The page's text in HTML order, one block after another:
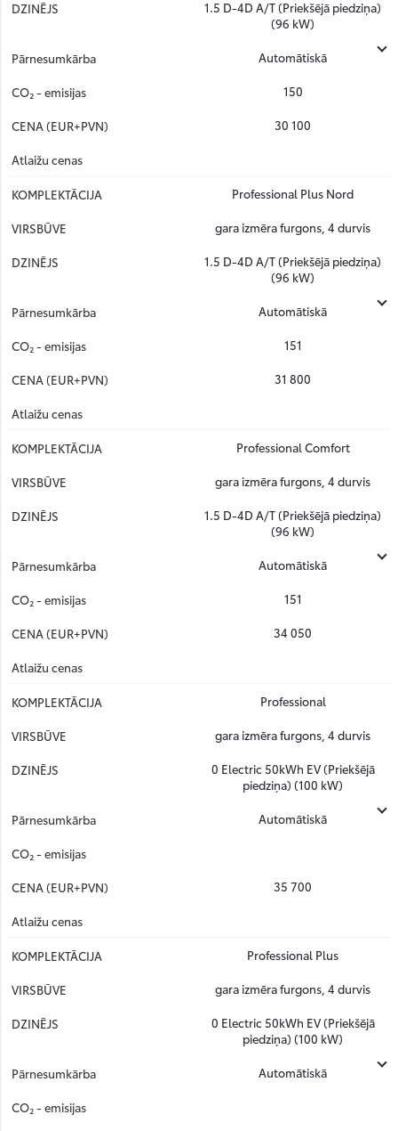
1.5 D-4D A/T (Priekšējā piedziņa)
(96 kW)
Automātiskā
150
30 100
Professional Plus Nord
gara izmēra furgons, 4 durvis
1.5 D-4D A/T (Priekšējā piedziņa)
(96 kW)
Automātiskā
151
31 800
Professional Comfort
gara izmēra furgons, 4 durvis
1.5 D-4D A/T (Priekšējā piedziņa)
(96 kW)
Automātiskā
151
34 050
Professional
gara izmēra furgons, 4 durvis
0 Electric 50kWh EV (Priekšējā
piedziņa) (100 kW)
Automātiskā
35 700
Professional Plus
gara izmēra furgons, 4 durvis
0 Electric 50kWh EV (Priekšējā
piedziņa) (100 kW)
Automātiskā